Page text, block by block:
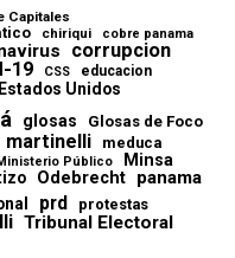
Capitales
chiriqui cobre panama
corrupcion
19 CSS educacion
Estados Unidos
glosas Glosas de Foco
martinelli meduca
Público Minsa
Odebrecht panama
prd protestas
Tribunal Electoral